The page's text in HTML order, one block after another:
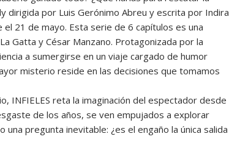
dirigida por Luis Gerónimo Abreu y escrita por Indira
21 de mayo. Esta serie de 6 capítulos es una
Gatta y César Manzano. Protagonizada por la
a sumergirse en un viaje cargado de humor
misterio reside en las decisiones que tomamos
INFIELES reta la imaginación del espectador desde
de los años, se ven empujados a explorar
pregunta inevitable: ¿es el engaño la única salida